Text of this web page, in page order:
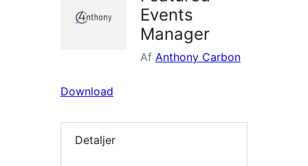
Events
Manager
Af Anthony Carbon
Download
Detaljer